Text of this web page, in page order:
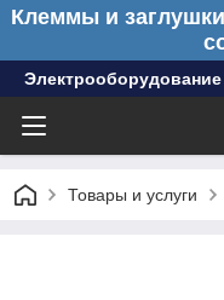
Клеммы и
Товары и услуги